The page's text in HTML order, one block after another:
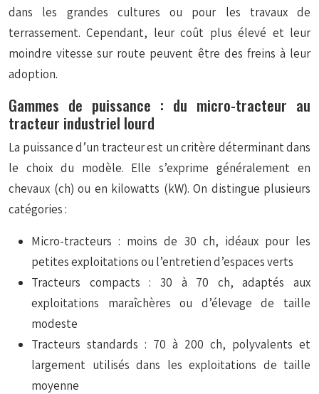
dans les grandes cultures ou pour les travaux de
terrassement. Cependant, leur coût plus élevé et leur
moindre vitesse sur route peuvent être des freins à leur
adoption.
Gammes de puissance : du micro-tracteur au
tracteur industriel lourd
La puissance d’un tracteur est un critère déterminant dans
le choix du modèle. Elle s’exprime généralement en
chevaux (ch) ou en kilowatts (kW). On distingue plusieurs
catégories :
Micro-tracteurs : moins de 30 ch, idéaux pour les
petites exploitations ou l’entretien d’espaces verts
Tracteurs compacts : 30 à 70 ch, adaptés aux
exploitations maraîchères ou d’élevage de taille
modeste
Tracteurs standards : 70 à 200 ch, polyvalents et
largement utilisés dans les exploitations de taille
moyenne